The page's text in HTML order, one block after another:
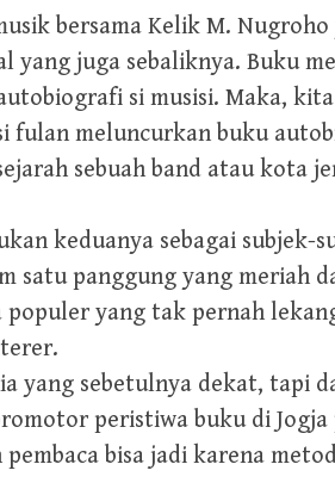
bersama Kelik M.
yang juga sebaliknya. Buku
si musisi. Maka,
meluncurkan buku
sebuah band atau kota
keduanya sebagai subjek-
satu panggung yang meriah
yang tak pernah
yang sebetulnya dekat, tapi
peristiwa buku di
bisa jadi karena